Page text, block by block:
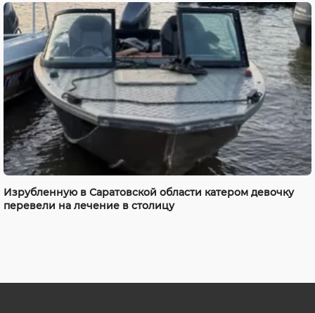
Изрубленную в Саратовской области катером девочку
перевели на лечение в столицу